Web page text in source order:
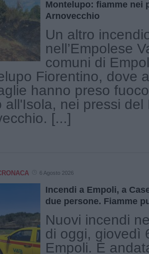
Montelupo: fiamme nei
Arnovecchio
Un altro
nell’Empolese
comuni di
Fiorentino, dove
hanno preso
all'Isola, nei pressi del
[...]
6 Agosto 2026
Incendi a Empoli, a
due persone. Fiamme
Nuovi incendi
di oggi, giovedì
Empoli. È